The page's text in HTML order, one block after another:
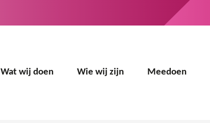
Wat wij doen Wie wij zijn Meedoen